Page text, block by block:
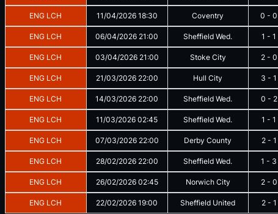
ENG LCH 11/04/2026 18:30 Coventry 0 -0
ENG LCH 06/04/2026 21:00 Sheffield Wed. 1 -1
ENG LCH 03/04/2026 21:00 Stoke City 2- 0
ENG LCH 21/03/2026 22:00 Hull City 3 -1
ENG LCH 14/03/2026 22:00 Sheffield Wed. 0 - 2
ENG LCH 11/03/2026 02:45 Sheffield Wed. 1 -1
ENG LCH 07/03/2026 22:00 Derby County 2- 1
ENG LCH 28/02/2026 22:00 Sheffield Wed. 1 - 3
ENG LCH 26/02/2026 02:45 Norwich City 2- 0
ENG LCH 22/02/2026 19:00 Sheffield United 2- 1